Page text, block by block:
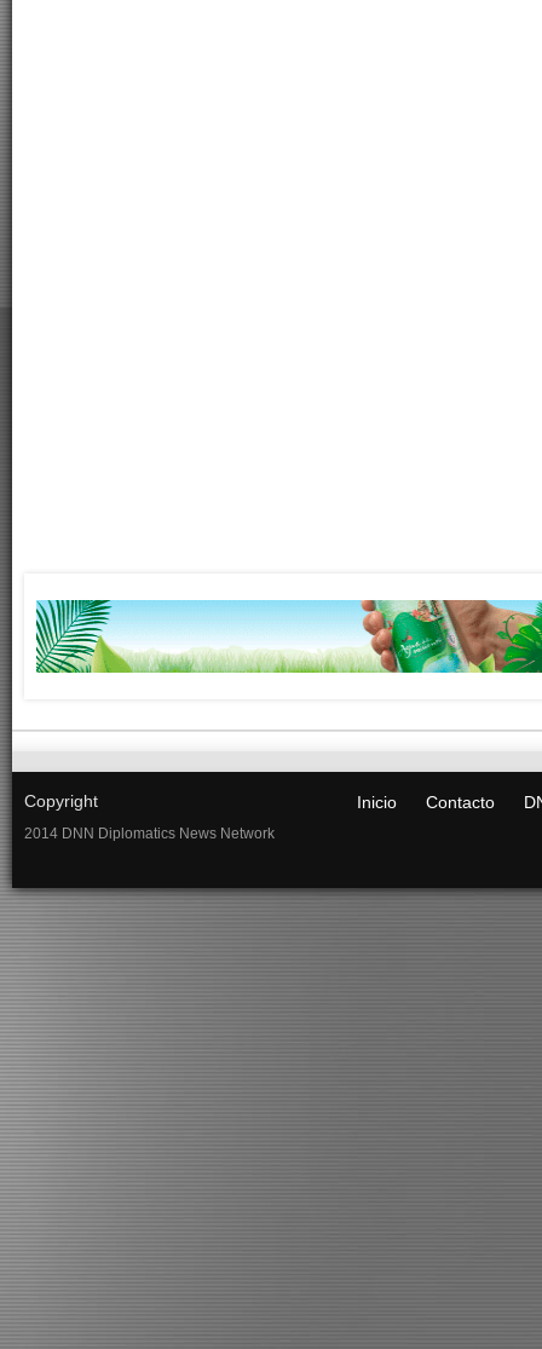
Copyright
2014 DNN Diplomatics News Network
Inicio Contacto